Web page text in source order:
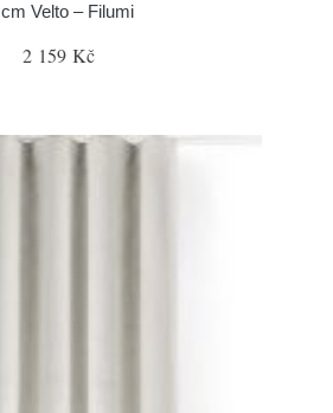
cm Velto – Filumi
2 159 Kč